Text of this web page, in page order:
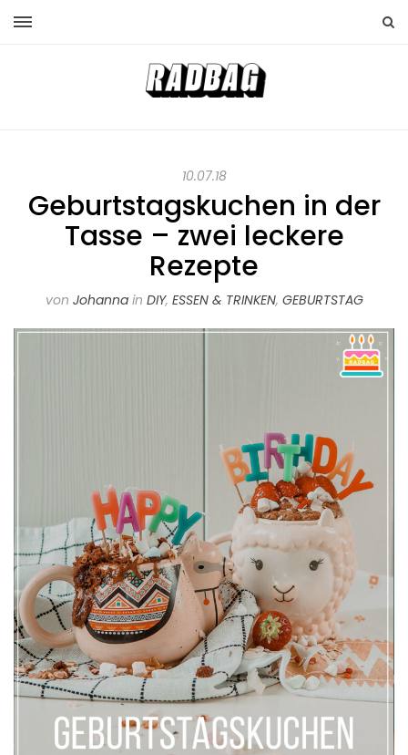
10.07.18
Geburtstagskuchen in der
Tasse – zwei leckere
Rezepte
von Johannain DIY, ESSEN & TRINKEN, GEBURTSTAG